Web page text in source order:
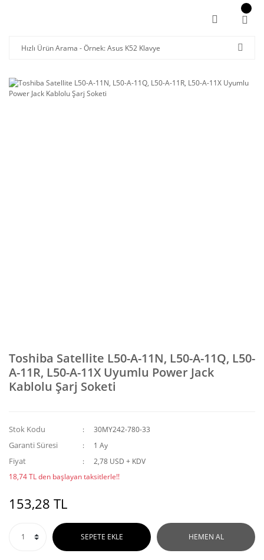
Toshiba Satellite L50-A-11N, L50-A-11Q, L50-
A-11R, L50-A-11X Uyumlu Power Jack
Kablolu Şarj Soketi
Stok Kodu 30MY242-780-33
Garanti Süresi 1 Ay
Fiyat
2,78 USD + KDV
18,74 TL den başlayan taksitlerle!!
153,28 TL
SEPETE EKLE HEMEN AL